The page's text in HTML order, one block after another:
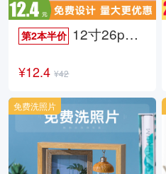
第2本半价 12寸26p时尚杂志册
¥12.4 ¥42
免费洗照片